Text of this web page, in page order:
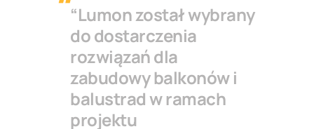
“Lumon został wybrany
do dostarczenia
rozwiązań dla
zabudowy balkonów i
balustrad w ramach
projektu